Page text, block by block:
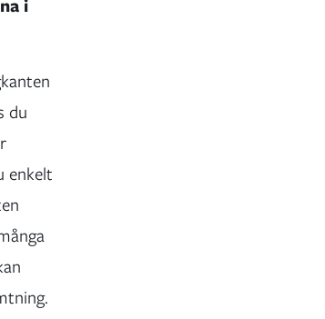
i
du
enkelt